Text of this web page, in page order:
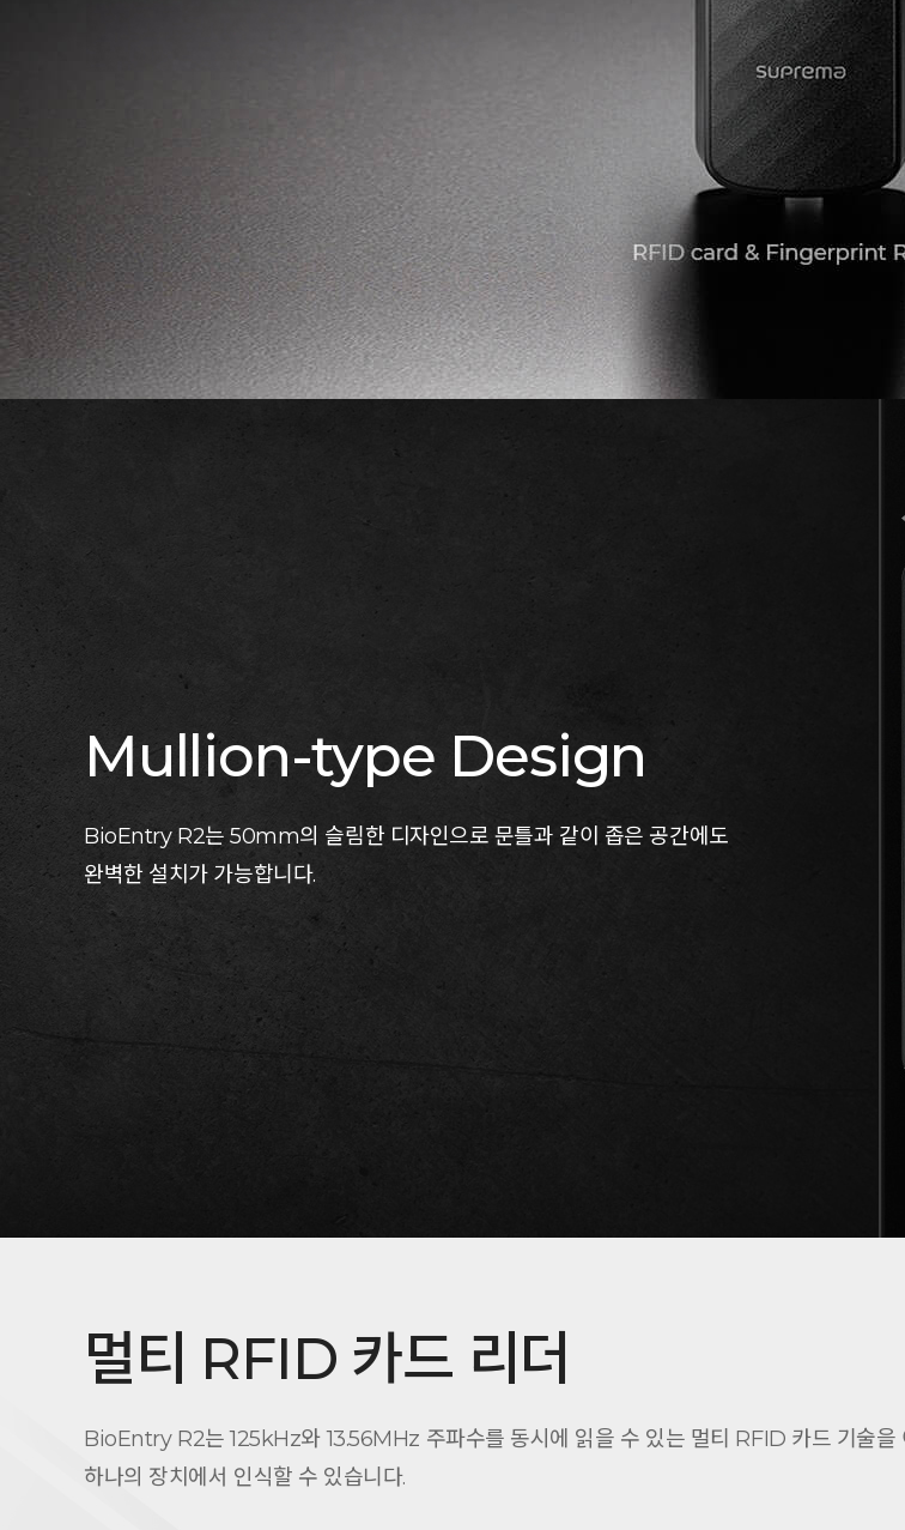
Mullion-type Design
BioEntry R2는 50mm의 슬림한 디자인으로 문틀과 같이 좁은 공간에도
완벽한 설치가 가능합니다.
멀티 RFID 카드 리더
BioEntry R2는 125kHz와 13.56MHz 주파수를 동시에 읽을 수 있는 멀티 RFID 카드 기술
하나의 장치에서 인식할 수 있습니다.